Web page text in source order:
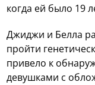
когда ей было 19
Джиджи и Белла
пройти
привело к
девушками с